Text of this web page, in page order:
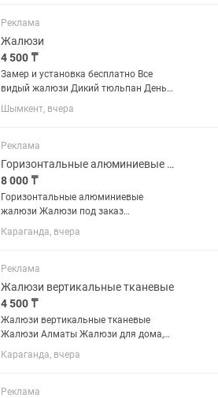
Реклама
Жалюзи
4 500 ₸
Замер и установка бесплатно Все
видый жалюзи Дикий тюльпан День
ночь ( зебра) Ролл шторый Двоичный
ролл шторый Плиссе Вертикальные
приводах( на пульту )
Шымкент, вчера
Реклама
Горизонтальные алюминиевые жалюзи, офисные жалюзи
8 000 ₸
Горизонтальные алюминиевые
жалюзи Жалюзи под заказ
Горизонтальные жалюзи
металлические Бесплатный замер,
Караганда, вчера
Реклама
Жалюзи вертикальные тканевые
4 500 ₸
Жалюзи вертикальные тканевые
Жалюзи Алматы Жалюзи для дома,
офиса, школы Выезд, замеры и расчет
стоимости БЕСПЛАТНО Качественный
каталог тканей БОЛЕЕ 150...
Караганда, вчера
Реклама